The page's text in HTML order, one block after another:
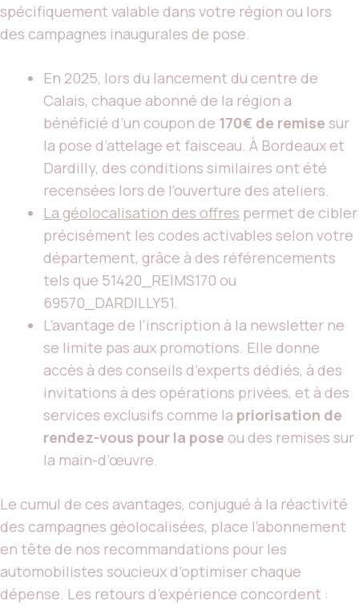
spécifiquement valable dans votre région ou lors
des campagnes inaugurales de pose.
En 2025, lors du lancement du centre de
Calais, chaque abonné de la région a
bénéficié d’un coupon de 170€ de remise sur
la pose d’attelage et faisceau. À Bordeaux et
Dardilly, des conditions similaires ont été
recensées lors de l’ouverture des ateliers.
La géolocalisation des offres permet de cibler
précisément les codes activables selon votre
département, grâce à des référencements
tels que 51420_REIMS170 ou
69570_DARDILLY51.
L’avantage de l’inscription à la newsletter ne
se limite pas aux promotions. Elle donne
accès à des conseils d’experts dédiés, à des
invitations à des opérations privées, et à des
services exclusifs comme la priorisation de
rendez-vous pour la pose ou des remises sur
la main-d’œuvre.
Le cumul de ces avantages, conjugué à la réactivité
des campagnes géolocalisées, place l’abonnement
en tête de nos recommandations pour les
automobilistes soucieux d’optimiser chaque
dépense. Les retours d’expérience concordent :